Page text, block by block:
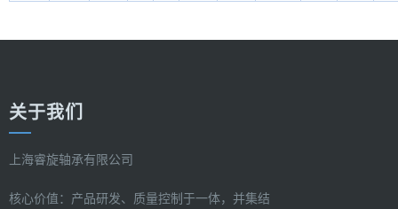
关于我们
上海睿旋轴承有限公司
核心价值：产品研发、质量控制于一体，并集结